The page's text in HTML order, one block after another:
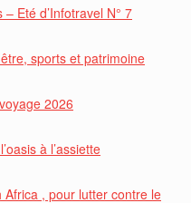
Eté d’Infotravel N° 7
sports et patrimoine
2026
à l’assiette
, pour lutter contre le